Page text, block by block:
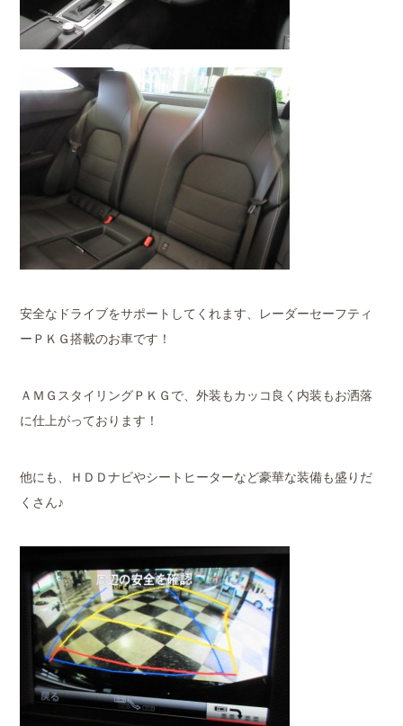
安全なドライブをサポートしてくれます、レーダーセーフティ
ーＰＫＧ搭載のお車です！
ＡＭＧスタイリングＰＫＧで、外装もカッコ良く内装もお洒落
に仕上がっております！
他にも、ＨＤＤナビやシートヒーターなど豪華な装備も盛りだ
くさん♪